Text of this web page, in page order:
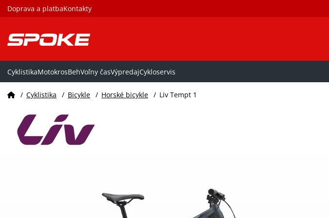
Doprava a platbaKontakty
CyklistikaMotokrosBehVoľny časVýpredajCykloservis
/ Cyklistika / Bicykle / Horské bicykle / Liv Tempt 1